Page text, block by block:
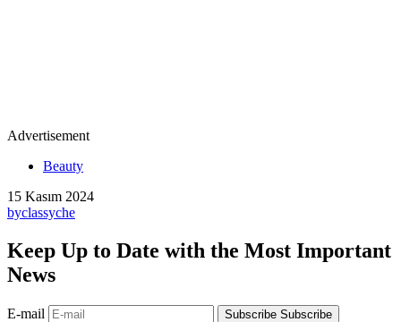
Advertisement
Beauty
15 Kasım 2024
byclassyche
Keep Up to Date with the Most Important
News
E-mail Subscribe Subscribe